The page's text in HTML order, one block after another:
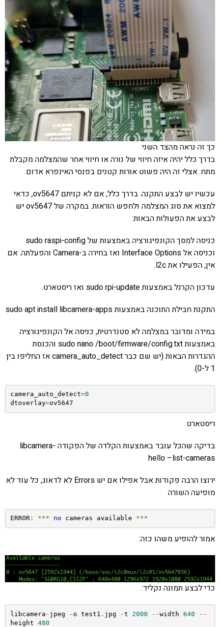
כך זה נראה מהצד השני
בדרך כלל יהיה איזה חיווי של נורה או חיווי אחר שהמצלמה מקבלת
מתח. אצלי זה היה פשוט אורות קטנים בפנסי האינפרא אדום.
עכשיו יש לבצע התקנה. בדרך כלל, אם לא קניתם ov5647, כדאי
למצוא את סוג המצלמה ולחפש הוראות. במקרה של ov5647 יש
לבצע את הפעולות הבאות:
כניסה למסך הקונפיגורציה באמצעות של sudo raspi-config
וכניסה אל Interface Options ואז בחירה ב-Camera והפעלתה. אם
אין, הפעילו את l2c.
עדכון הקרנל באמצעות sudo rpi-update ואז ריסטארט.
התקנת חבילת התוכנה באמצעות sudo apt install libcamera-apps
במידה ומדובר במצלמה לא סטנדרטית, כניסה אל הקונפיגורציה
באמצעות sudo nano /boot/firmware/config.txt והכנסת
ההגדרות הבאות (יש שם כבר camera_auto_detect אז החליפו בין
1 ל-0).
camera_auto_detect=0
dtoverlay=ov5647
ריסטארט.
בדיקה שהכל עובד באמצעות הקלדה של הפקודה libcamera-
hello –list-cameras
ירוצו הרבה פקודות אבל אפילו אם יש Errors לא לדאוג, כל עוד לא
מופיעה השורה
ERROR: *** no cameras available ***
אמור להופיע משהו כזה:
כדי לבצע תמונה נקליד:
libcamera - jpeg - o test1 . jpg -t 2000 --width 640
--
height 480